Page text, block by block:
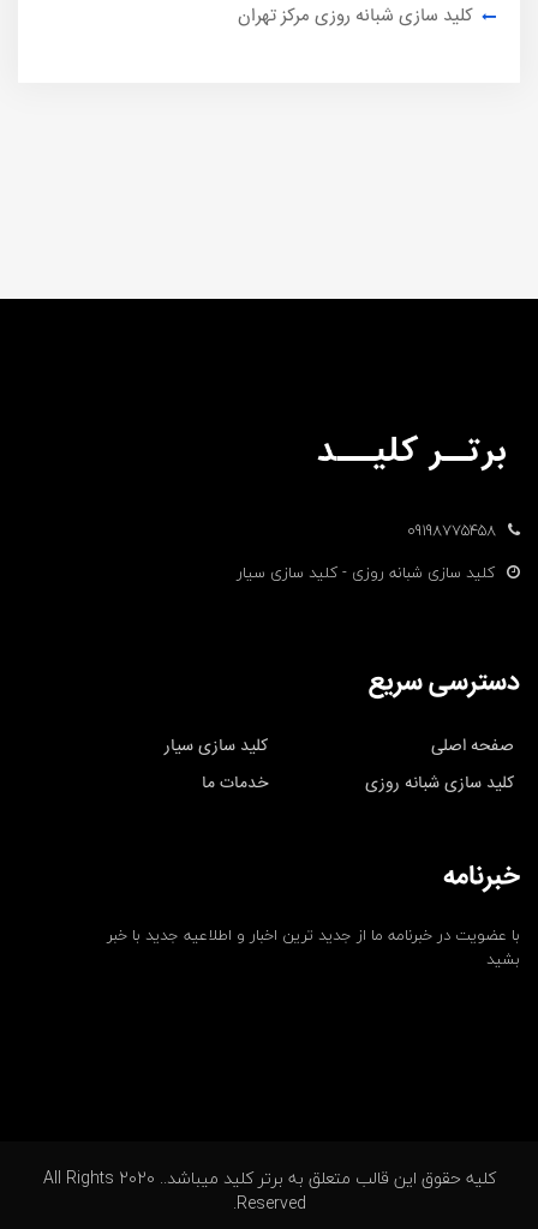
کلید سازی شبانه روزی مرکز تهران
09198775458
کلید سازی شبانه روزی - کلید سازی سیار
دسترسی سریع
صفحه اصلی
کلید سازی سیار
کلید سازی شبانه روزی
خدمات ما
خبرنامه
با عضویت در خبرنامه ما از جدید ترین اخبار و اطلاعیه جدید با خبر
بشید
کلیه حقوق این قالب متعلق به برتر کلید میباشد.. 2020 All Rights
Reserved.